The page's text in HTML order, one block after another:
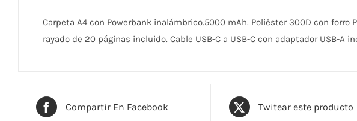
Carpeta A4 con Powerbank inalámbrico.5000 mAh. Poliéster 300D con forro
rayado de 20 páginas incluido. Cable USB-C a USB-C con adaptador USB-A
Compartir En Facebook Twitear este producto